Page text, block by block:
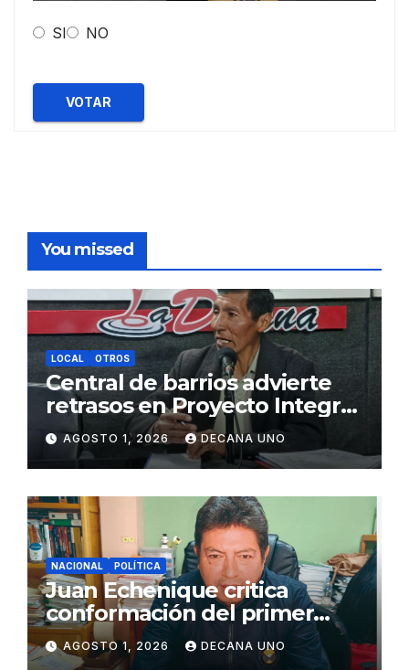
SI NO
VOTAR
You missed
LOCAL OTROS
Central de barrios advierte
retrasos en Proyecto Integral
de Agua y Alcantarillado para
Juliaca
AGOSTO 1, 2026 DECANA UNO
NACIONAL POLÍTICA
Juan Echenique critica
conformación del primer
gabinete ministerial de Keiko
Fujimori
AGOSTO 1, 2026 DECANA UNO